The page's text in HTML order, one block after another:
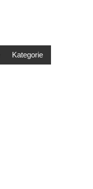
Kategorie